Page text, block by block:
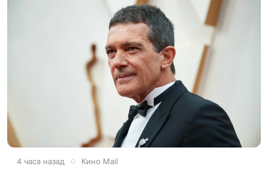
4 часа назад Кино Mail